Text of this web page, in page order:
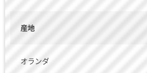
産地
オランダ